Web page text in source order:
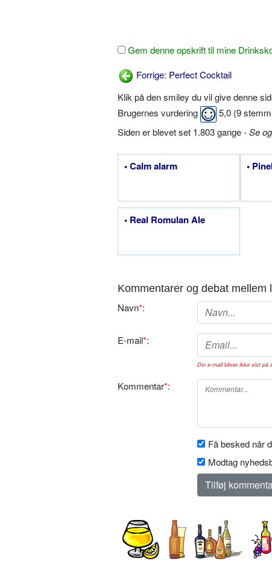
Gem denne opskrift til mine
Forrige: Perfect Cocktail
Klik på den smiley du vil give denne
Brugernes vurdering
5,0 (9
Siden er blevet set 1.803 gange -Se
• Calm alarm •
• Real Romulan Ale
Kommentarer og debat
Navn*:
E-mail*:
Din e-mail bliver ikke vist på
Kommentar*:
Få besked når
Modtag